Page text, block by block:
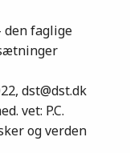
faglige
dst@dst.dk
vet: P.C.
og verden